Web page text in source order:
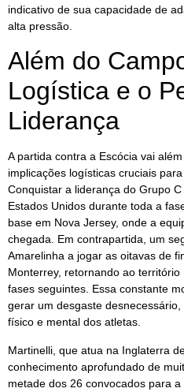
indicativo de sua capacidade de
alta pressão.
Além do
Logística e o
Liderança
A partida contra a Escócia vai
implicações logísticas cruciais
Conquistar a liderança do Grupo
Estados Unidos durante toda a
base em Nova Jersey, onde a
chegada. Em contrapartida, um
Amarelinha a jogar as oitavas de
Monterrey, retornando ao
fases seguintes. Essa constante
gerar um desgaste
físico e mental dos atletas.
Martinelli, que atua na Inglaterra
conhecimento aprofundado de
metade dos 26 convocados para